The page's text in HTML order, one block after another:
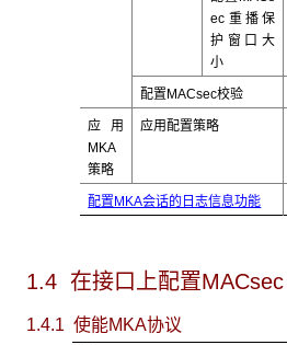
ec重播保
护窗口大
小
配置MACsec校验
应用
MKA
策略
应用配置策略
配置MKA会话的日志信息功能
1.4 在接口上配置MACsec
1.4.1 使能MKA协议